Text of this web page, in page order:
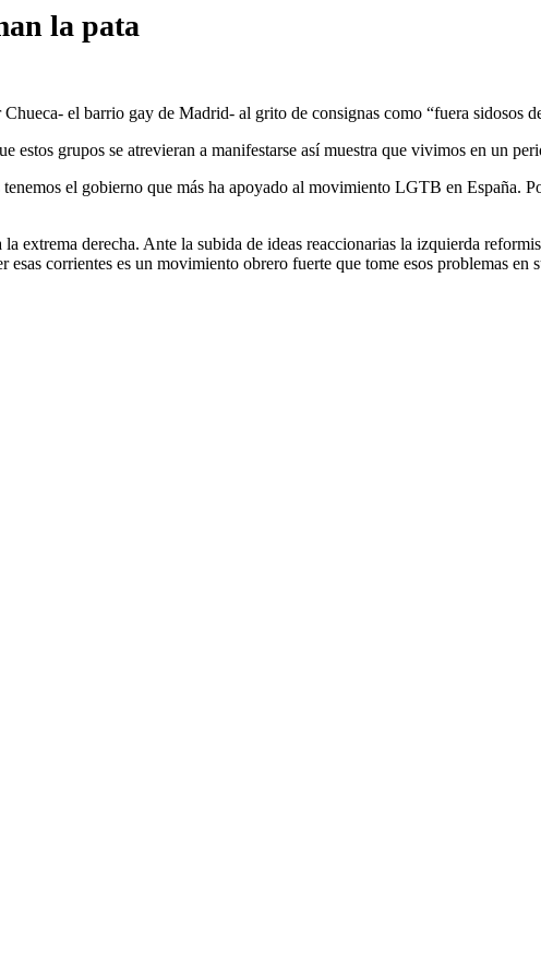
la pata
el barrio gay de Madrid- al grito de consignas como “fuera sidosos
estos grupos se atrevieran a manifestarse así muestra que vivimos en un
el gobierno que más ha apoyado al movimiento LGTB en España.
extrema derecha. Ante la subida de ideas reaccionarias la izquierda
esas corrientes es un movimiento obrero fuerte que tome esos problemas